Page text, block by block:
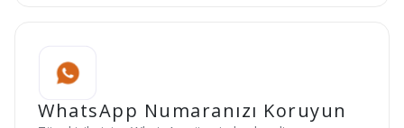
WhatsApp Numaranızı Koruyun